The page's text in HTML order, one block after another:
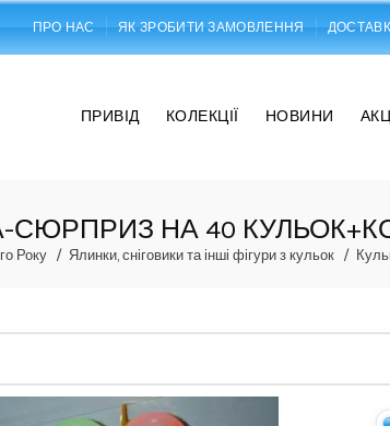
ПРО НАС ЯК ЗРОБИТИ ЗАМОВЛЕННЯ
ПРИВІД КОЛЕКЦІЇ НОВИНИ
СЮРПРИЗ НА 40
Року Ялинки, сніговики та інші фігури з кульок